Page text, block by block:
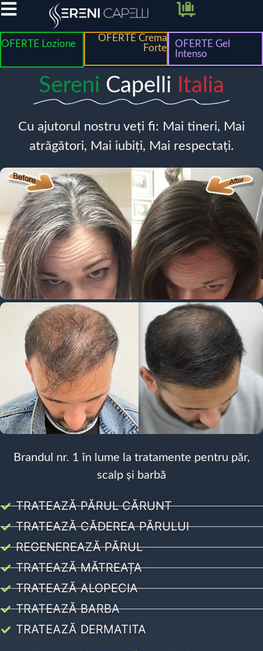
OFERTE Lozione
OFERTE Crema
Forte
OFERTE Gel
Intenso
Sereni Capelli Italia
Cu ajutorul nostru veți fi: Mai tineri, Mai
atrăgători, Mai iubiți, Mai respectați.
Brandul nr. 1 în lume la tratamente pentru păr,
scalp și barbă
TRATEAZĂ PĂRUL CĂRUNT
TRATEAZĂ CĂDEREA PĂRULUI
REGENEREAZĂ PĂRUL
TRATEAZĂ MĂTREAȚA
TRATEAZĂ ALOPECIA
TRATEAZĂ BARBA
TRATEAZĂ DERMATITA